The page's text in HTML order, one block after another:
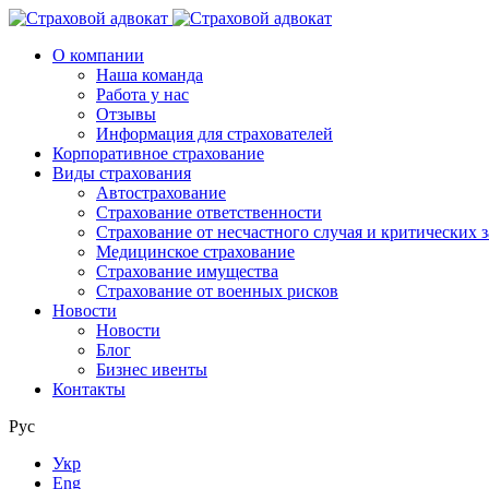
О компании
Наша команда
Работа у нас
Отзывы
Информация для страхователей
Корпоративное страхование
Виды страхования
Автострахование
Страхование ответственности
Страхование от несчастного случая и критических
Медицинское страхование
Страхование имущества
Страхование от военных рисков
Новости
Новости
Блог
Бизнес ивенты
Контакты
Рус
Укр
Eng